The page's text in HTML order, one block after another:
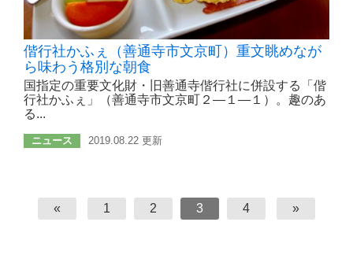
偕行社かふぇ（善通寺市文京町）重文眺めなが
ら味わう格別な朝食
国指定の重要文化財・旧善通寺偕行社に併設する「偕
行社かふぇ」（善通寺市文京町２―１―１）。趣のあ
る...
ニュース 2019.08.22 更新
« 1 2 3 4 »